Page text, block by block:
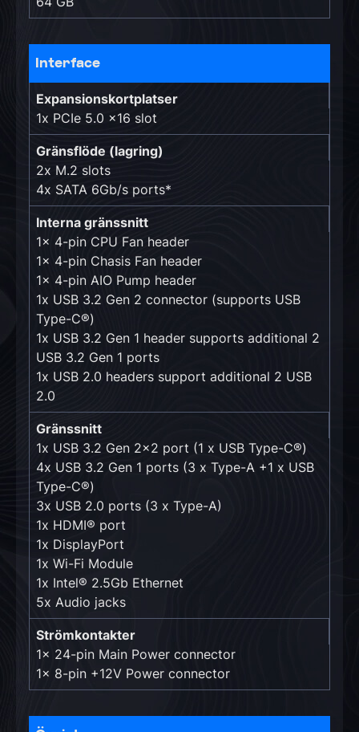
Interface
Expansionskortplatser
1x PCIe 5.0 x16 slot
Gränsflöde (lagring)
2x M.2 slots
4x SATA 6Gb/s ports*
Interna gränssnitt
1x 4-pin CPU Fan header
1x 4-pin Chasis Fan header
1x 4-pin AIO Pump header
1x USB 3.2 Gen 2 connector (supports USB
Type-C®)
1x USB 3.2 Gen 1 header supports additional 2
USB 3.2 Gen 1 ports
1x USB 2.0 headers support additional 2 USB
2.0
Gränssnitt
1x USB 3.2 Gen 2x2 port (1 x USB Type-C®)
4x USB 3.2 Gen 1 ports (3 x Type-A +1 x USB
Type-C®)
3x USB 2.0 ports (3 x Type-A)
1x HDMI® port
1x DisplayPort
1x Wi-Fi Module
1x Intel® 2.5Gb Ethernet
5x Audio jacks
Strömkontakter
1x 24-pin Main Power connector
1x 8-pin +12V Power connector